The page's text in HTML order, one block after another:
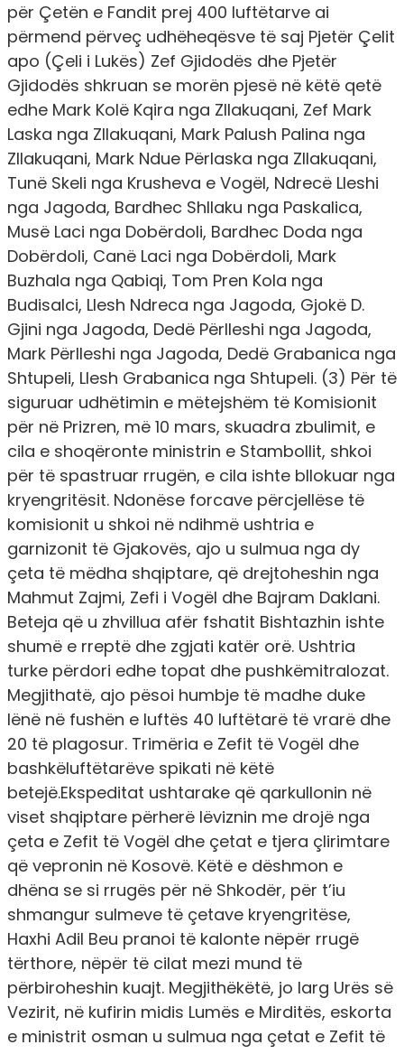
për Çetën e Fandit prej 400 luftëtarve ai
përmend përveç udhëheqësve të saj Pjetër Çelit
apo (Çeli i Lukës) Zef Gjidodës dhe Pjetër
Gjidodës shkruan se morën pjesë në këtë qetë
edhe Mark Kolë Kqira nga Zllakuqani, Zef Mark
Laska nga Zllakuqani, Mark Palush Palina nga
Zllakuqani, Mark Ndue Përlaska nga Zllakuqani,
Tunë Skeli nga Krusheva e Vogël, Ndrecë Lleshi
nga Jagoda, Bardhec Shllaku nga Paskalica,
Musë Laci nga Dobërdoli, Bardhec Doda nga
Dobërdoli, Canë Laci nga Dobërdoli, Mark
Buzhala nga Qabiqi, Tom Pren Kola nga
Budisalci, Llesh Ndreca nga Jagoda, Gjokë D.
Gjini nga Jagoda, Dedë Përlleshi nga Jagoda,
Mark Përlleshi nga Jagoda, Dedë Grabanica nga
Shtupeli, Llesh Grabanica nga Shtupeli. (3) Për të
siguruar udhëtimin e mëtejshëm të Komisionit
për në Prizren, më 10 mars, skuadra zbulimit, e
cila e shoqëronte ministrin e Stambollit, shkoi
për të spastruar rrugën, e cila ishte bllokuar nga
kryengritësit. Ndonëse forcave përcjellëse të
komisionit u shkoi në ndihmë ushtria e
garnizonit të Gjakovës, ajo u sulmua nga dy
çeta të mëdha shqiptare, që drejtoheshin nga
Mahmut Zajmi, Zefi i Vogël dhe Bajram Daklani.
Beteja që u zhvillua afër fshatit Bishtazhin ishte
shumë e rreptë dhe zgjati katër orë. Ushtria
turke përdori edhe topat dhe pushkëmitralozat.
Megjithatë, ajo pësoi humbje të madhe duke
lënë në fushën e luftës 40 luftëtarë të vrarë dhe
20 të plagosur. Trimëria e Zefit të Vogël dhe
bashkëluftëtarëve spikati në këtë
betejë.Ekspeditat ushtarake që qarkullonin në
viset shqiptare përherë lëviznin me drojë nga
çeta e Zefit të Vogël dhe çetat e tjera çlirimtare
që vepronin në Kosovë. Këtë e dëshmon e
dhëna se si rrugës për në Shkodër, për t’iu
shmangur sulmeve të çetave kryengritëse,
Haxhi Adil Beu pranoi të kalonte nëpër rrugë
tërthore, nëpër të cilat mezi mund të
përbiroheshin kuajt. Megjithëkëtë, jo larg Urës së
Vezirit, në kufirin midis Lumës e Mirditës, eskorta
e ministrit osman u sulmua nga çetat e Zefit të